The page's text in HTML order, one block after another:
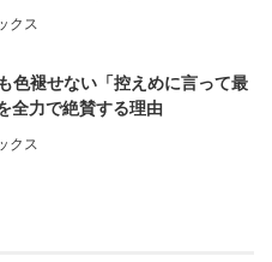
前編】
クス
色褪せない「控えめに言って最
全力で絶賛する理由
クス